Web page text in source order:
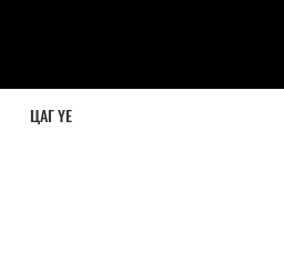
ЦАГ ҮЕ